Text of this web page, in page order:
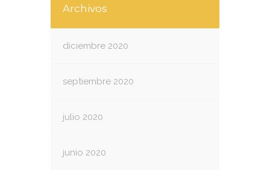
Archivos
diciembre 2020
septiembre 2020
julio 2020
junio 2020